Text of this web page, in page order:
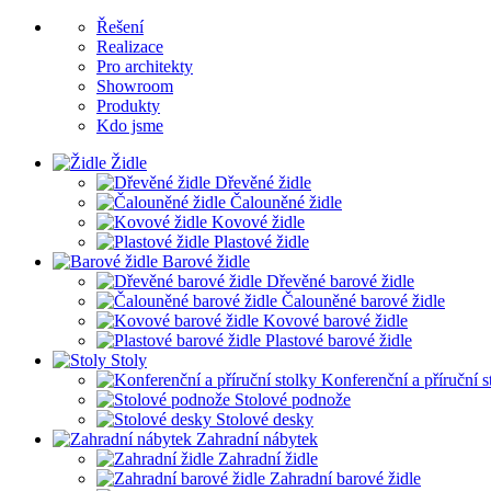
Řešení
Realizace
Pro architekty
Showroom
Produkty
Kdo jsme
Židle
Dřevěné židle
Čalouněné židle
Kovové židle
Plastové židle
Barové židle
Dřevěné barové židle
Čalouněné barové židle
Kovové barové židle
Plastové barové židle
Stoly
Konferenční a příruční
Stolové podnože
Stolové desky
Zahradní nábytek
Zahradní židle
Zahradní barové židle